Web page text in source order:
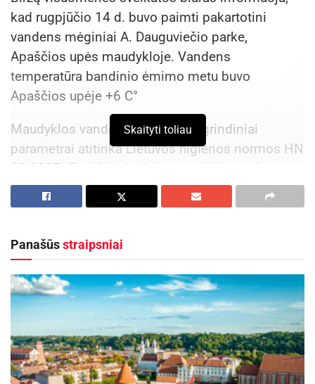
kad rugpjūčio 14 d. buvo paimti pakartotini
vandens mėginiai A. Dauguviečio parke,
Apaščios upės maudykloje. Vandens
temperatūra bandinio ėmimo metu buvo
Apaščios upėje +6 C°
Maudyklos vandens kokybės pagrindiniai
parametrai atitinka Lietuvos higienos normos HN
92:2007 „Paplūdimiai ir jų maudyklų vandens
kokybė“ keliamus reikalavimus.
Baltijos šalyse
2026-07-28
Europos Sąjungos sankcijos „Mere“ tinklo
savininkams: ekonominio saugumo ir solidarumo
su Ukraina užtikrinimas
2026-07-25
Skaityti toliau
Panašūsstraipsniai